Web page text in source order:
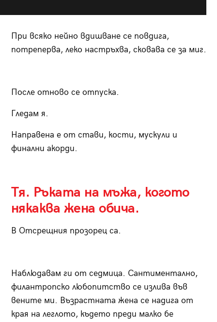
При всяко нейно вдишване се повдига,
потреперва, леко настръхва, сковава се за миг.
После отново се отпуска.
Гледам я.
Направена е от стави, кости, мускули и
финални акорди.
Тя. Ръката на мъжа, когото
някаква жена обича.
В Отсрещния прозорец са.
Наблюдавам ги от седмица. Сантиментално,
филантропско любопитство се излива във
вените ми. Възрастната жена се надига от
края на леглото, където преди малко бе